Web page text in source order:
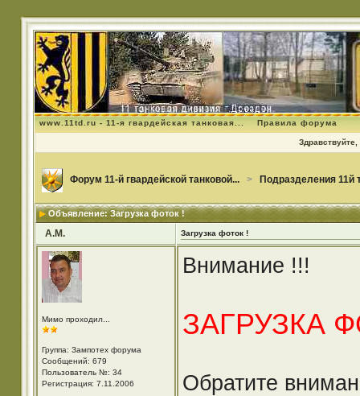
www.11td.ru - 11-я гвардейская танковая... Правила форума
Здравствуйте,
Форум 11-й гвардейской танковой... > Подразделения 11й
Объявление: Загрузка фоток !
А.М. Загрузка фоток !
Мимо проходил...
Группа: Зампотех форума
Сообщений: 679
Пользователь №: 34
Регистрация: 7.11.2006
Внимание !!!
ЗАГРУЗКА
Обратите